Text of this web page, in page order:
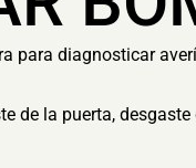
para diagnosticar
de la puerta,